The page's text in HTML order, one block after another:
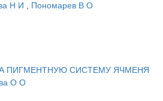
Н И , Пономарев В О
ПИГМЕНТНУЮ СИСТЕМУ ЯЧМЕНЯ
О О